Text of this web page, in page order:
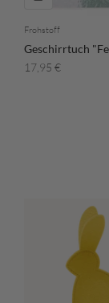
Frohstoff
Angebot
17,95 €